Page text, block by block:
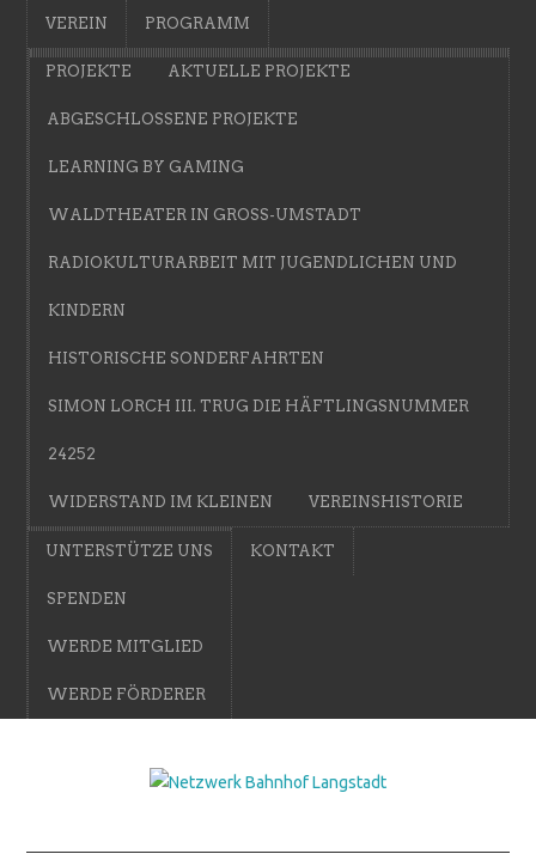
VEREIN PROGRAMM
PROJEKTE AKTUELLE PROJEKTE
ABGESCHLOSSENE PROJEKTE
LEARNING BY GAMING
WALDTHEATER IN GROSS-UMSTADT
RADIOKULTURARBEIT MIT JUGENDLICHEN UND
KINDERN
HISTORISCHE SONDERFAHRTEN
SIMON LORCH III. TRUG DIE HÄFTLINGSNUMMER
24252
WIDERSTAND IM KLEINEN VEREINSHISTORIE
UNTERSTÜTZE UNS
SPENDEN
WERDE MITGLIED
WERDE FÖRDERER
KONTAKT